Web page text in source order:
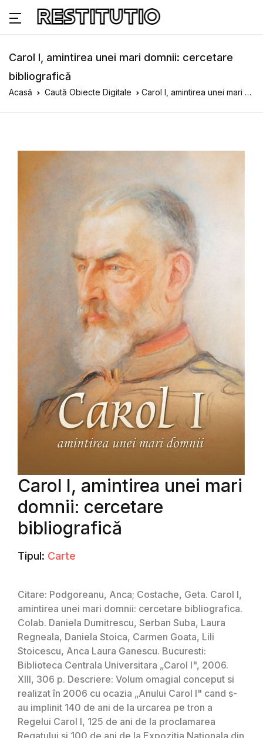
Carol I, amintirea unei mari domnii: cercetare
bibliografică
Acasă Caută Obiecte Digitale Carol I, amintirea unei mari domnii: cercetare bibliografică
Carol I, amintirea unei mari
domnii: cercetare
bibliografică
Tipul: Carte
Citare: Podgoreanu, Anca; Costache, Geta. Carol I,
amintirea unei mari domnii: cercetare bibliografica.
Colab. Daniela Dumitrescu, Serban Suba, Laura
Regneala, Daniela Stoica, Carmen Goata, Lili
Stoicescu, Anca Laura Ganescu. Bucuresti:
Biblioteca Centrala Universitara „Carol I", 2006.
XIII, 306 p. Descriere: Volum omagial conceput si
realizat în 2006 cu ocazia „Anului Carol I" cand s-
au implinit 140 de ani de la urcarea pe tron a
Regelui Carol I, 125 de ani de la proclamarea
Regatului si 100 de ani de la Expozitia Nationala din